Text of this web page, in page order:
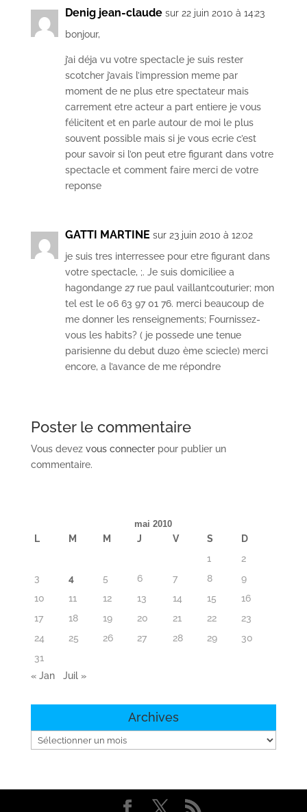
Denig jean-claude sur 22 juin 2010 à 14:23
bonjour,
j’ai déja vu votre spectacle je suis rester
scotcher j’avais l’impression meme par
moment de ne plus etre spectateur mais
carrement etre acteur a part entiere je vous
félicitent et en parle autour de moi le plus
souvent possible mais si je vous ecrie c’est
pour savoir si l’on peut etre figurant dans votre
spectacle et comment faire merci de votre
reponse
GATTI MARTINE sur 23 juin 2010 à 12:02
je suis tres interressee pour etre figurant dans
votre spectacle, ;. Je suis domiciliee a
hagondange 27 rue paul vaillantcouturier; mon
tel est le 06 63 97 01 76. merci beaucoup de
me donner les renseignements; Fournissez-
vous les habits? ( je possede une tenue
parisienne du debut du20 ème sciecle) merci
encore, a l’avance de me répondre
Poster le commentaire
Vous devez vous connecterpour publier un
commentaire.
mai 2010
L M M J V S
D
1
2
3
4 5 6 7 8
9
10
11 12 13 14 15
16
17
18 19 20 21 22
23
24
25 26 27 28 29
30
31
« Jan
Juil »
Archives
Archives